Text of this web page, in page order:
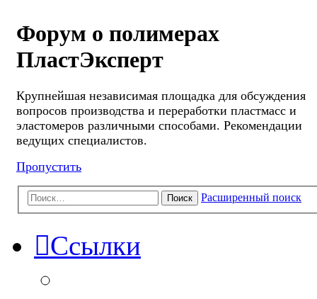
Форум о полимерах
ПластЭксперт
Крупнейшая независимая площадка для обсуждения
вопросов производства и переработки пластмасс и
эластомеров различными способами. Рекомендации
ведущих специалистов.
Пропустить
Поиск Расширенный поиск
Ссылки